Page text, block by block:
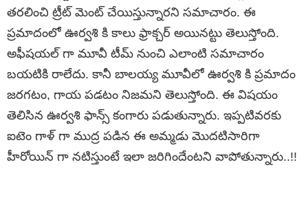
తరలించి ట్రీట్ మెంట్ చేయిస్తున్నారని సమాచారం. ఈ
ప్రమాదంలో ఊర్వశి కి కాలు ఫ్రాక్చర్ అయినట్టు తెలుస్తోంది.
అఫీషయల్ గా మూవీ టీమ్ నుంచి ఎలాంటి సమాచారం
బయటికి రాలేదు. కానీ బాలయ్య మూవీలో ఊర్వశి కి ప్రమాదం
జరగటం, గాయ పడటం నిజమని తెలుస్తోంది. ఈ విషయం
తెలిసిన ఊర్వశి ఫాన్స్ కంగారు పడుతున్నారు. ఇప్పటివరకు
ఐటెం గాళ్ గా ముద్ర పడిన ఈ అమ్మడు మొదటిసారిగా
హీరోయిన్ గా నటిస్తుంటే ఇలా జరిగిందేంటని వాపోతున్నారు..!!